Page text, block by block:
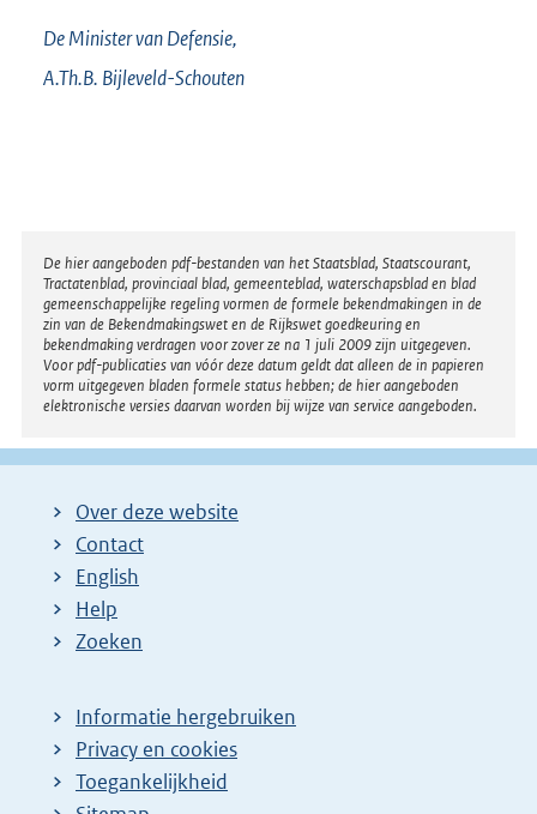
De Minister van Defensie,
A.Th.B. Bijleveld-Schouten
Disclaimer
De hier aangeboden pdf-bestanden van het Staatsblad, Staatscourant,
Tractatenblad, provinciaal blad, gemeenteblad, waterschapsblad en blad
gemeenschappelijke regeling vormen de formele bekendmakingen in de
zin van de Bekendmakingswet en de Rijkswet goedkeuring en
bekendmaking verdragen voor zover ze na 1 juli 2009 zijn uitgegeven.
Voor pdf-publicaties van vóór deze datum geldt dat alleen de in papieren
vorm uitgegeven bladen formele status hebben; de hier aangeboden
elektronische versies daarvan worden bij wijze van service aangeboden.
Over deze website
Contact
English
Help
Zoeken
Informatie hergebruiken
Privacy en cookies
Toegankelijkheid